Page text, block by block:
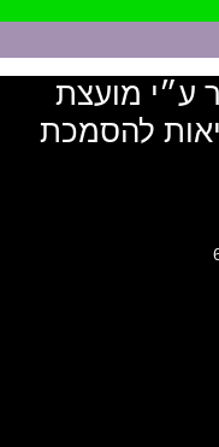
ע״י מועצת
להסמכת